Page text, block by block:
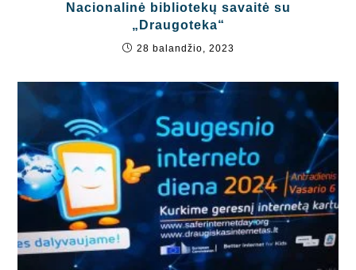
Nacionalinė bibliotekų savaitė su
„Draugoteka“
28 balandžio, 2023